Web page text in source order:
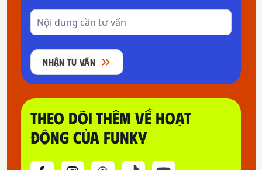
NHẬN TƯ VẤN
THEO DÕI THÊM VỀ HOẠT
ĐỘNG CỦA FUNKY